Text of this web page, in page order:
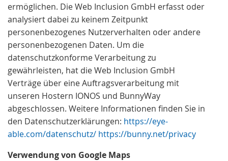
ermöglichen. Die Web Inclusion GmbH erfasst oder
analysiert dabei zu keinem Zeitpunkt
personenbezogenes Nutzerverhalten oder andere
personenbezogenen Daten. Um die
datenschutzkonforme Verarbeitung zu
gewährleisten, hat die Web Inclusion GmbH
Verträge über eine Auftragsverarbeitung mit
unseren Hostern IONOS und BunnyWay
abgeschlossen. Weitere Informationen finden Sie in
den Datenschutzerklärungen: https://eye-
able.com/datenschutz/ https://bunny.net/privacy
Verwendung von Google Maps